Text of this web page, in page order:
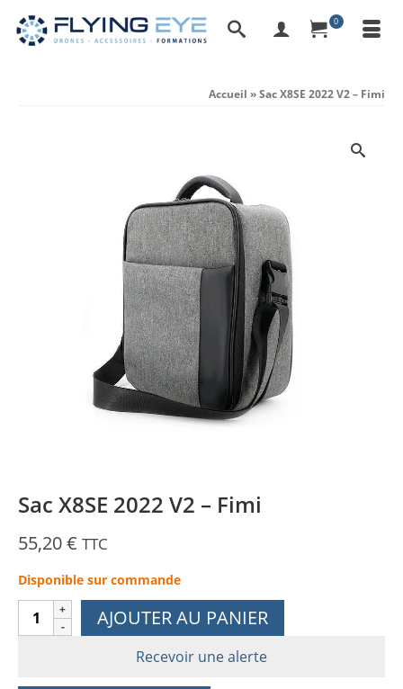
0
Accueil »Sac X8SE 2022 V2 – Fimi
Sac X8SE 2022 V2 – Fimi
55,20€ TTC
Disponible sur commande
quantité
de
AJOUTER AU PANIER
Recevoir une alerte